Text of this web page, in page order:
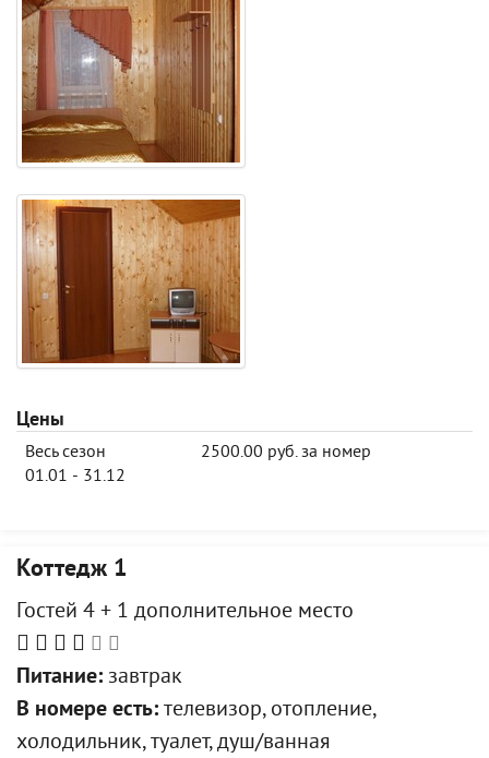
Цены
Весь сезон
01.01 - 31.12
2500.00 руб. за номер
Коттедж 1
Гостей 4 + 1 дополнительное место
Питание: завтрак
В номере есть: телевизор, отопление,
холодильник, туалет, душ/ванная